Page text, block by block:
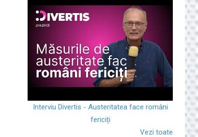
Interviu Divertis - Austeritatea face români
fericiți
Vezi toate